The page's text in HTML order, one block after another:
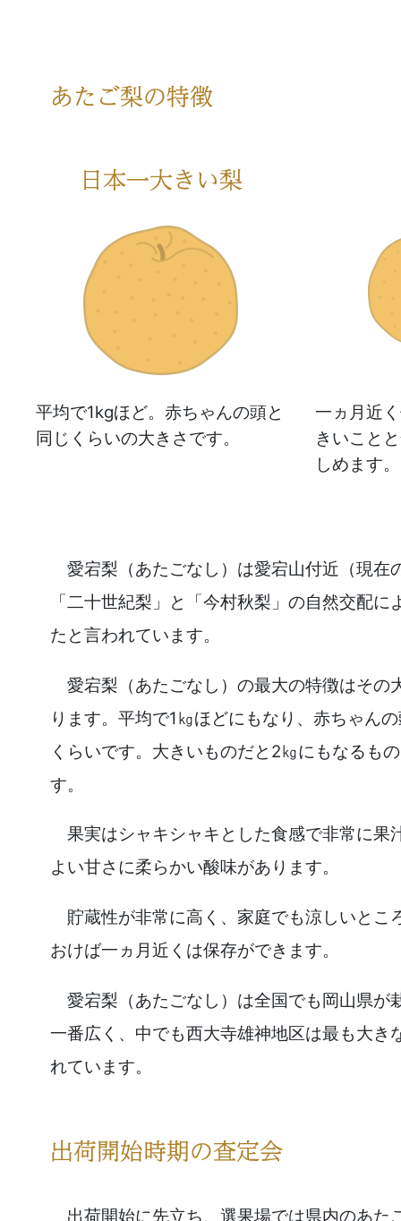
平均で1kgほど。赤ちゃんの頭と
同じくらいの大きさです。
一ヵ月近
きいこと
しめます。
愛宕梨（あたごなし）は愛宕山付近（現在
「二十世紀梨」と「今村秋梨」の自然交配に
たと言われています。
愛宕梨（あたごなし）の最大の特徴はその
ります。平均で1㎏ほどにもなり、赤ちゃん
くらいです。大きいものだと2㎏にもなるも
す。
果実はシャキシャキとした食感で非常に果
よい甘さに柔らかい酸味があります。
貯蔵性が非常に高く、家庭でも涼しいとこ
おけば一ヵ月近くは保存ができます。
愛宕梨（あたごなし）は全国でも岡山県が
一番広く、中でも西大寺雄神地区は最も大き
れています。
出荷開始に先立ち、選果場では県内のあた